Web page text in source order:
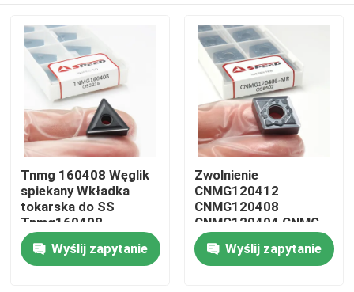
Tnmg 160408 Węglik
spiekany Wkładka
tokarska do SS
Tnmg160408
Wyślij zapytanie
Zwolnienie
CNMG120412
CNMG120408
CNMG120404 CNMG
CNMG431 CNMG432
Karbid Cnc Cutting
Turning Insert
Wyślij zapytanie